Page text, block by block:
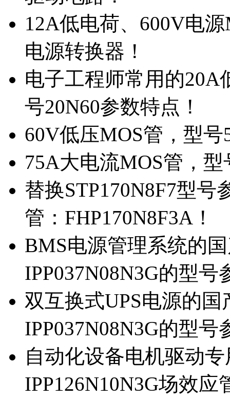
12A低电荷、600V电
电源转换器！
电子工程师常用的20A
号20N60参数特点！
60V低压MOS管，型
75A大电流MOS管，
替换STP170N8F7型
管：FHP170N8F3A！
BMS电源管理系统的
IPP037N08N3G的型号
双互换式UPS电源的
IPP037N08N3G的型号
自动化设备电机驱动
IPP126N10N3G场效应